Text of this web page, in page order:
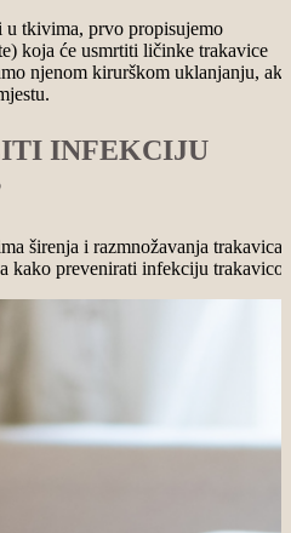
tkivima, prvo propisujemo
koja će usmrtiti ličinke trakavice
njenom kirurškom uklanjanju, ako
INFEKCIJU
širenja i razmnožavanja trakavica,
kako prevenirati infekciju